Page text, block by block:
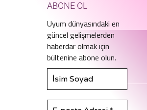
ABONE OL
Uyum dünyasındaki en
güncel gelişmelerden
haberdar olmak için
bültenine abone olun.